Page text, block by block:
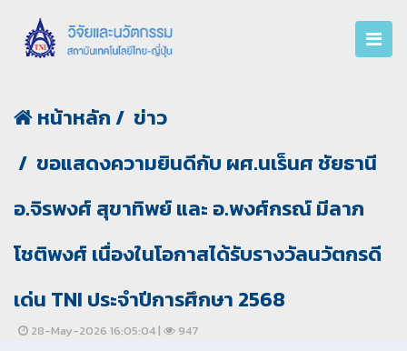
หน้าหลัก
ข่าว
ขอแสดงความยินดีกับ ผศ.นเร็นศ ชัยธานี
อ.จิรพงศ์ สุขาทิพย์ และ อ.พงศ์กรณ์ มีลาภ
โชติพงศ์ เนื่องในโอกาสได้รับรางวัลนวัตกรดี
เด่น TNI ประจำปีการศึกษา 2568
28-May-2026 16:05:04 | 947